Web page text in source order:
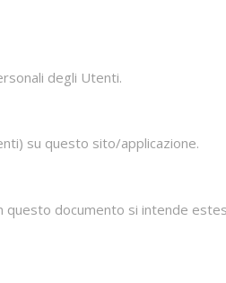
degli Utenti.
su questo sito/applicazione.
documento si intende